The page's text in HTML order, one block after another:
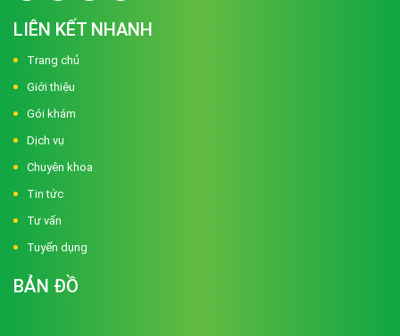
LIÊN KẾT NHANH
Trang chủ
Giới thiệu
Gói khám
Dịch vụ
Chuyên khoa
Tin tức
Tư vấn
Tuyển dụng
BẢN ĐỒ